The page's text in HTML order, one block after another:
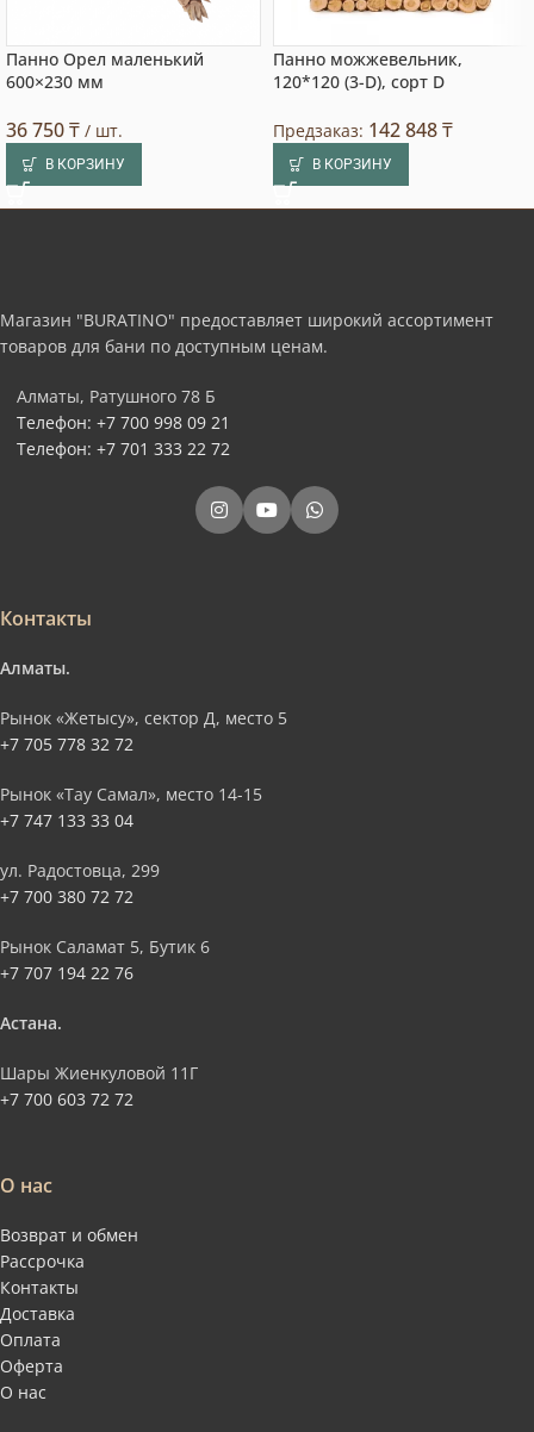
Панно Орел маленький
600×230 мм
36 750₸ / шт.
В КОРЗИНУ
Панно можжевельник,
120*120 (3-D), сорт D
Предзаказ: 142 848₸
В КОРЗИНУ
Магазин "BURATINO" предоставляет широкий ассортимент
товаров для бани по доступным ценам.
Алматы, Ратушного 78 Б
Телефон: +7 700 998 09 21
Телефон: +7 701 333 22 72
Контакты
Алматы.
Рынок «Жетысу», сектор Д, место 5
+7 705 778 32 72
Рынок «Тау Самал», место 14-15
+7 747 133 33 04
ул. Радостовца, 299
+7 700 380 72 72
Рынок Саламат 5, Бутик 6
+7 707 194 22 76
Астана.
Шары Жиенкуловой 11Г
+7 700 603 72 72
О нас
Возврат и обмен
Рассрочка
Контакты
Доставка
Оплата
Оферта
О нас